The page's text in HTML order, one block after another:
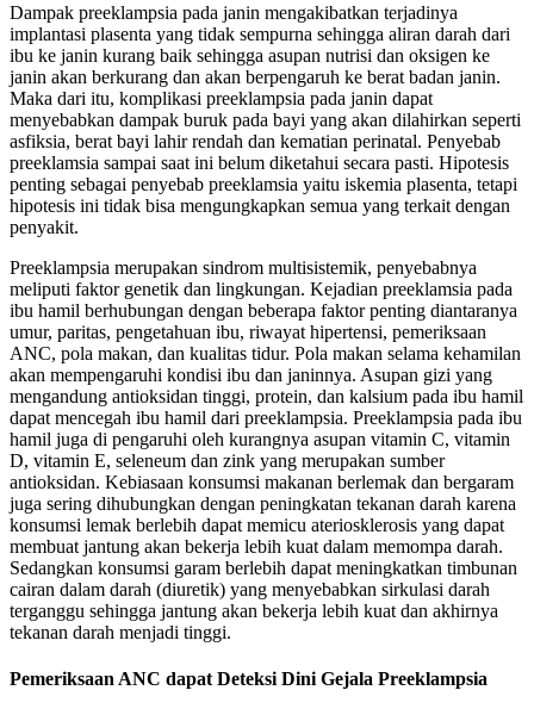
Dampak preeklampsia pada janin mengakibatkan terjadinya
implantasi plasenta yang tidak sempurna sehingga aliran darah dari
ibu ke janin kurang baik sehingga asupan nutrisi dan oksigen ke
janin akan berkurang dan akan berpengaruh ke berat badan janin.
Maka dari itu, komplikasi preeklampsia pada janin dapat
menyebabkan dampak buruk pada bayi yang akan dilahirkan seperti
asfiksia, berat bayi lahir rendah dan kematian perinatal. Penyebab
preeklamsia sampai saat ini belum diketahui secara pasti. Hipotesis
penting sebagai penyebab preeklamsia yaitu iskemia plasenta, tetapi
hipotesis ini tidak bisa mengungkapkan semua yang terkait dengan
penyakit.
Preeklampsia merupakan sindrom multisistemik, penyebabnya
meliputi faktor genetik dan lingkungan. Kejadian preeklamsia pada
ibu hamil berhubungan dengan beberapa faktor penting diantaranya
umur, paritas, pengetahuan ibu, riwayat hipertensi, pemeriksaan
ANC, pola makan, dan kualitas tidur. Pola makan selama kehamilan
akan mempengaruhi kondisi ibu dan janinnya. Asupan gizi yang
mengandung antioksidan tinggi, protein, dan kalsium pada ibu hamil
dapat mencegah ibu hamil dari preeklampsia. Preeklampsia pada ibu
hamil juga di pengaruhi oleh kurangnya asupan vitamin C, vitamin
D, vitamin E, seleneum dan zink yang merupakan sumber
antioksidan. Kebiasaan konsumsi makanan berlemak dan bergaram
juga sering dihubungkan dengan peningkatan tekanan darah karena
konsumsi lemak berlebih dapat memicu ateriosklerosis yang dapat
membuat jantung akan bekerja lebih kuat dalam memompa darah.
Sedangkan konsumsi garam berlebih dapat meningkatkan timbunan
cairan dalam darah (diuretik) yang menyebabkan sirkulasi darah
terganggu sehingga jantung akan bekerja lebih kuat dan akhirnya
tekanan darah menjadi tinggi.
Pemeriksaan ANC dapat Deteksi Dini Gejala Preeklampsia